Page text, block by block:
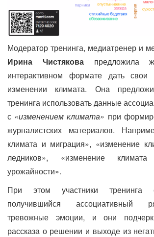
Модератор тренинга, медиатренер и
Ирина Чистяковапредложила
интерактивном формате дать свои
изменении климата. Она
тренинга использовать данные
с «изменением климата» при
журналистских материалов.
климата и миграция», «изменение
ледников», «изменение
урожайности».
При этом участники тренинга
получившийся ассоциативный
тревожные эмоции, и они
рассказа о решении и выходе из